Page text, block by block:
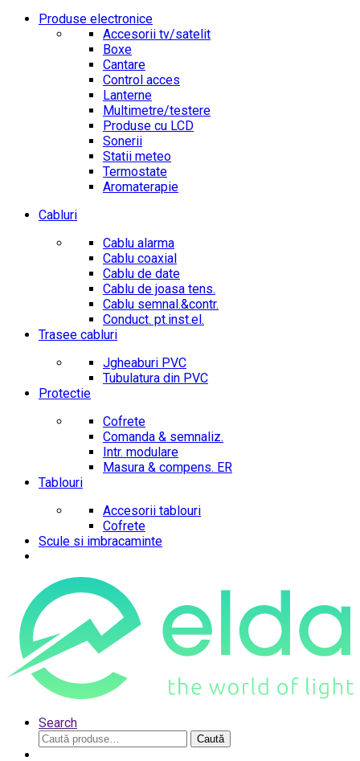
Produse electronice
Accesorii tv/satelit
Boxe
Cantare
Control acces
Lanterne
Multimetre/testere
Produse cu LCD
Sonerii
Statii meteo
Termostate
Aromaterapie
Cabluri
Cablu alarma
Cablu coaxial
Cablu de date
Cablu de joasa tens.
Cablu semnal.&contr.
Conduct. pt.inst.el.
Trasee cabluri
Jgheaburi PVC
Tubulatura din PVC
Protectie
Cofrete
Comanda & semnaliz.
Intr. modulare
Masura & compens. ER
Tablouri
Accesorii tablouri
Cofrete
Scule si imbracaminte
Search
Caută
după:
Caută